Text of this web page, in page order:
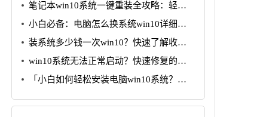
笔记本win10系统一键重装全攻略：轻松
搞定小白无忧
小白必备：电脑怎么换系统win10详细图
文教程
装系统多少钱一次win10？快速了解收费
标准与注意事项
win10系统无法正常启动？快速修复的五
个简单步骤